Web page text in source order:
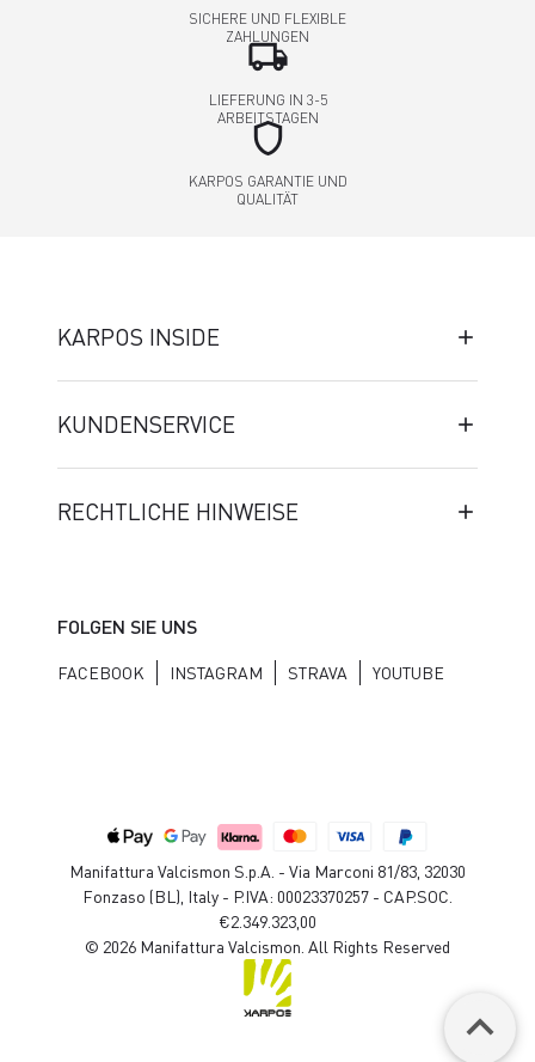
SICHERE UND FLEXIBLE
ZAHLUNGEN
local_shipping
LIEFERUNG IN 3-5
ARBEITSTAGEN
shield
KARPOS GARANTIE UND
QUALITÄT
KARPOS INSIDE
KUNDENSERVICE
RECHTLICHE HINWEISE
FOLGEN SIE UNS
FACEBOOK INSTAGRAM STRAVA YOUTUBE
Manifattura Valcismon S.p.A. - Via Marconi 81/83, 32030
Fonzaso (BL), Italy - P.IVA: 00023370257 - CAP.SOC.
€2.349.323,00
© 2026 Manifattura Valcismon. All Rights Reserved
keyboard_arrow_up